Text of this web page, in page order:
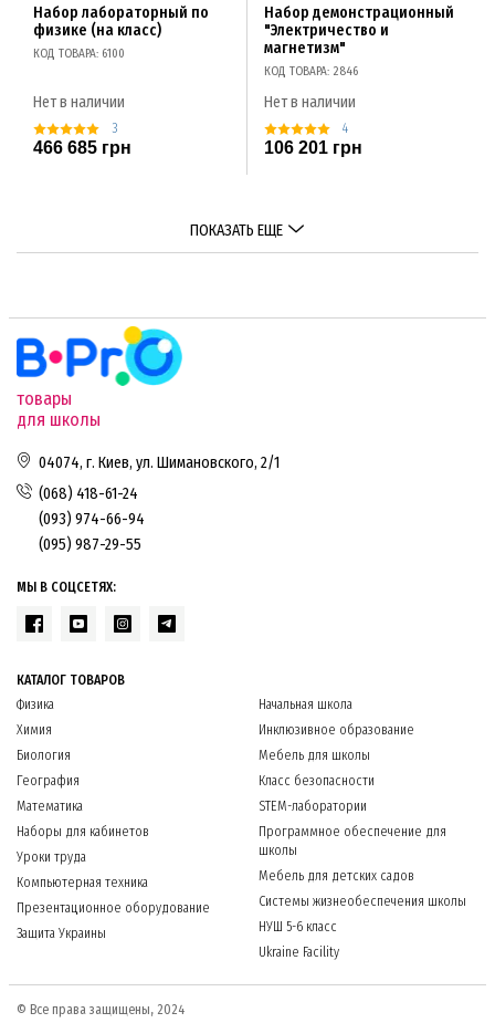
Набор лабораторный по
физике (на класс)
КОД ТОВАРА: 6100
Нет в наличии
3
466 685 грн
Набор демонстрационный
"Электричество и
магнетизм"
КОД ТОВАРА: 2846
Нет в наличии
4
106 201 грн
ПОКАЗАТЬ ЕЩЕ
товары
для школы
04074, г. Киев, ул. Шимановского, 2/1
(068) 418-61-24
(093) 974-66-94
(095) 987-29-55
МЫ В СОЦСЕТЯХ:
КАТАЛОГ ТОВАРОВ
Физика
Химия
Биология
География
Математика
Наборы для кабинетов
Уроки труда
Компьютерная техника
Презентационное оборудование
Защита Украины
Начальная школа
Инклюзивное образование
Мебель для школы
Класс безопасности
STEM-лаборатории
Программное обеспечение для
школы
Мебель для детских садов
Системы жизнеобеспечения школы
НУШ 5-6 класс
Ukraine Facility
© Все права защищены, 2024